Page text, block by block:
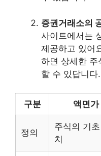
증권거래소의
사이트에서는
제공하고 있어
하면 상세한 주
할 수 있답니다.
구분 액면가
정의
주식의 기
치